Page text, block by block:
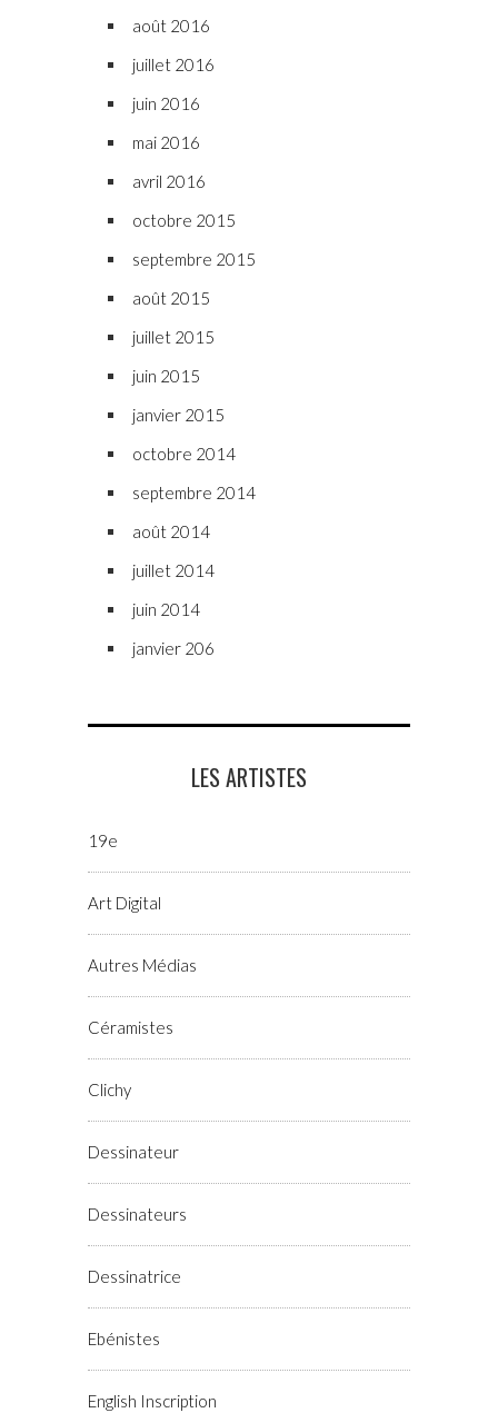
août 2016
juillet 2016
juin 2016
mai 2016
avril 2016
octobre 2015
septembre 2015
août 2015
juillet 2015
juin 2015
janvier 2015
octobre 2014
septembre 2014
août 2014
juillet 2014
juin 2014
janvier 206
LES ARTISTES
19e
Art Digital
Autres Médias
Céramistes
Clichy
Dessinateur
Dessinateurs
Dessinatrice
Ebénistes
English Inscription